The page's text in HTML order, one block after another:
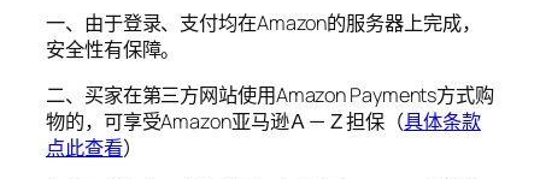
一、由于登录、支付均在Amazon的服务器上完成，
安全性有保障。
二、买家在第三方网站使用Amazon Payments方式购
物的，可享受Amazon亚马逊Ａ－Ｚ担保（具体条款
点此查看）